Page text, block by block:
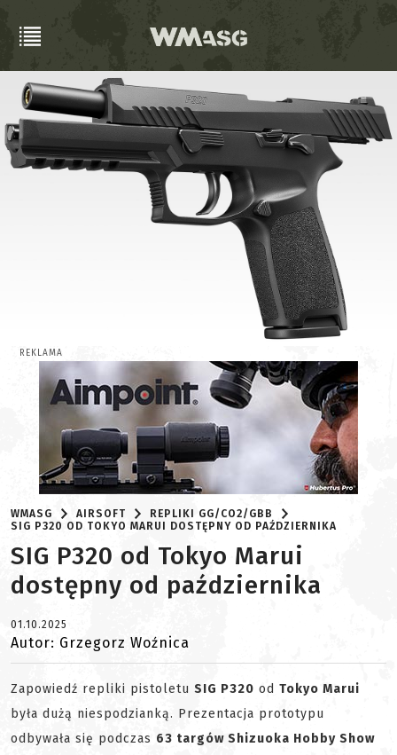
REKLAMA
WMASG AIRSOFT
REPLIKI GG/CO2/GBB
SIG P320 OD TOKYO MARUI DOSTĘPNY OD PAŹDZIERNIKA
SIG P320 od Tokyo Marui
dostępny od października
01.10.2025
Autor: Grzegorz Woźnica
Zapowiedź repliki pistoletu SIG P320 od Tokyo Marui
była dużą niespodzianką. Prezentacja prototypu
odbywała się podczas 63 targów Shizuoka Hobby Show